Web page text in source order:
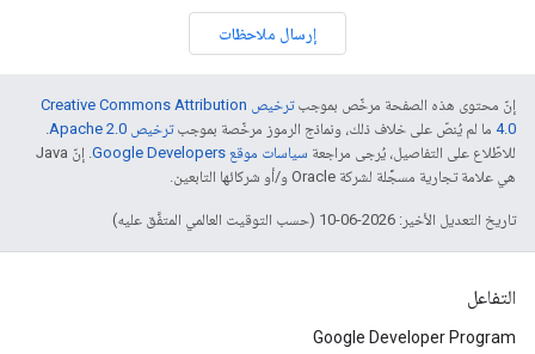
إرسال ملاحظات
إنّ محتوى هذه الصفحة مرخّص بموجب
ترخيص Creative Commons Attribution
4.0‏ ما لم يُنصّ على خلاف ذلك، ونماذج الرموز مرخّصة بموجبترخيص Apache 2.0‏
.
للاطّلاع على التفاصيل، يُرجى مراجعة سياسات موقع Google Developers‏
. إنّ Java
هي علامة تجارية مسجَّلة لشركة Oracle و/أو شركائها التابعين.
تاريخ التعديل الأخير: 2026-06-10 (حسب التوقيت العالمي المتفَّق عليه)
التفاعل
Google Developer Program